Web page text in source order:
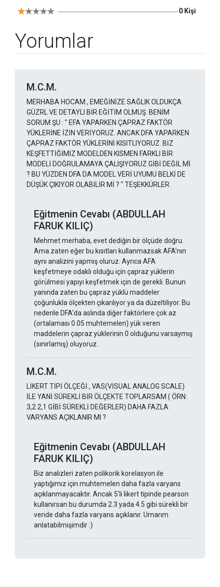
0 Kişi
Yorumlar
M.C.M.
MERHABA HOCAM , EMEĞİNİZE SAĞLIK OLDUKÇA
GÜZRL VE DETAYLI BİR EĞİTİM OLMUŞ. BENİM
SORUM ŞU : " EFA YAPARKEN ÇAPRAZ FAKTÖR
YÜKLERİNE İZİN VERİYORUZ. ANCAK DFA YAPARKEN
ÇAPRAZ FAKTÖR YÜKLERİNİ KISITLIYORUZ. BİZ
KEŞFETTİĞİMİZ MODELDEN KISMEN FARKLI BİR
MODELİ DOĞRULAMAYA ÇALIŞIYORUZ GİBİ DEĞİL Mİ
? BU YÜZDEN DFA DA MODEL VERİ UYUMU BELKİ DE
DÜŞÜK ÇIKIYOR OLABİLİR Mİ ? " TEŞEKKÜRLER.
Eğitmenin Cevabı (ABDULLAH
FARUK KILIÇ)
Mehmet merhaba, evet dediğin bir ölçüde doğru.
Ama zaten eğer bu kısıtları kullanmazsak AFA'nın
aynı analizini yapmış oluruz. Ayrıca AFA
keşfetmeye odaklı olduğu için çapraz yüklerin
görülmesi yapıyı keşfetmek için de gerekli. Bunun
yanında zaten bu çapraz yüklü maddeler
çoğunlukla ölçekten çıkarılıyor ya da düzeltiliyor. Bu
nedenle DFA'da aslında diğer faktörlere çok az
(ortalaması 0.05 muhtemelen) yük veren
maddelerin çapraz yüklerinin 0 olduğunu varsaymış
(sınırlamış) oluyoruz.
M.C.M.
LİKERT TİPİ ÖLÇEĞİ , VAS(VİSUAL ANALOG SCALE)
İLE YANİ SÜREKLİ BİR ÖLÇEKTE TOPLARSAM ( ÖRN:
3,2 2,1 GİBİ SÜREKLİ DEĞERLER) DAHA FAZLA
VARYANS AÇIKLANIR MI ?
Eğitmenin Cevabı (ABDULLAH
FARUK KILIÇ)
Biz analizleri zaten polikorik korelasyon ile
yaptığımız için muhtemelen daha fazla varyans
açıklanmayacaktır. Ancak 5'li likert tipinde pearson
kullanırsan bu durumda 2.3 yada 4.5 gibi sürekli bir
veride daha fazla varyans açıklanır. Umarım
anlatabilmişimdir :)